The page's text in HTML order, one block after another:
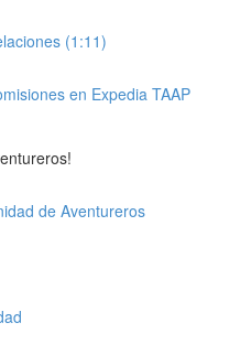
(1:11)
en Expedia TAAP
de Aventureros